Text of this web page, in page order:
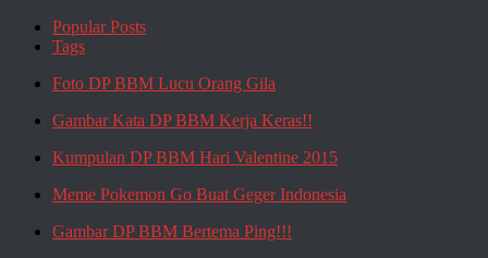
Popular Posts
Tags
Foto DP BBM Lucu Orang Gila
Gambar Kata DP BBM Kerja Keras!!
Kumpulan DP BBM Hari Valentine 2015
Meme Pokemon Go Buat Geger Indonesia
Gambar DP BBM Bertema Ping!!!